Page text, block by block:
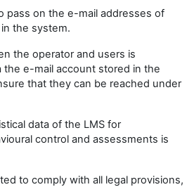
pass on the e-mail addresses of
the system.
the operator and users is
the e-mail account stored in the
that they can be reached under
data of the LMS for
control and assessments is
to comply with all legal provisions,